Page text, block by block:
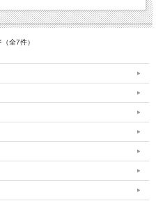
全7件）